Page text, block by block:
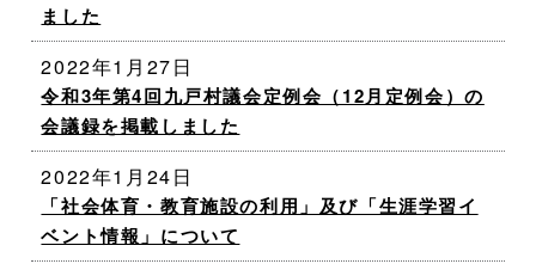
ました
2022年1月27日
令和3年第4回九戸村議会定例会（12月定例会）の
会議録を掲載しました
2022年1月24日
「社会体育・教育施設の利用」及び「生涯学習イ
ベント情報」について